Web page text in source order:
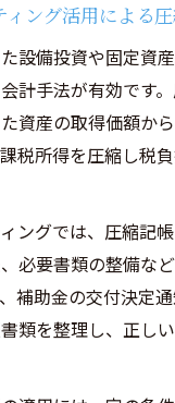
ィング活用による
設備投資や固定資
計手法が有効です
資産の取得価額か
税所得を圧縮し税
ングでは、圧縮記
必要書類の整備な
補助金の交付決定
類を整理し、正し